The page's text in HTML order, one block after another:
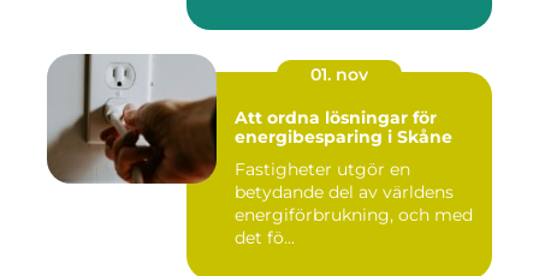
01. nov
Att ordna lösningar för
energibesparing i Skåne
Fastigheter utgör en
betydande del av världens
energiförbrukning, och med
det fö...